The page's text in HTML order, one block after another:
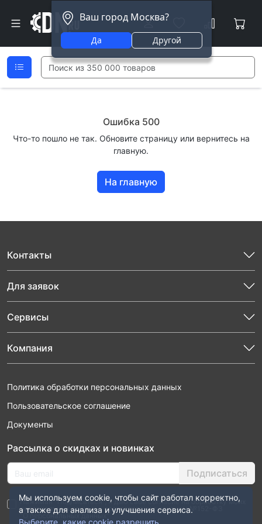
Ваш город Москва?
Да Другой
Ошибка 500
Что-то пошло не так. Обновите страницу или вернитесь на
главную.
На главную
Контакты
Для заявок
Сервисы
Компания
Политика обработки персональных данных
Пользовательское соглашение
Документы
Рассылка о скидках и новинках
Подписаться
Нажимая “Подписаться”, я даю свое согласие на обработку моих
персональных данных в соответствии с законом №152-ФЗ
“О персональных данных”
Мы используем cookie, чтобы сайт работал корректно,
а также для анализа и улучшения сервиса.
Выберите, какие cookie разрешить